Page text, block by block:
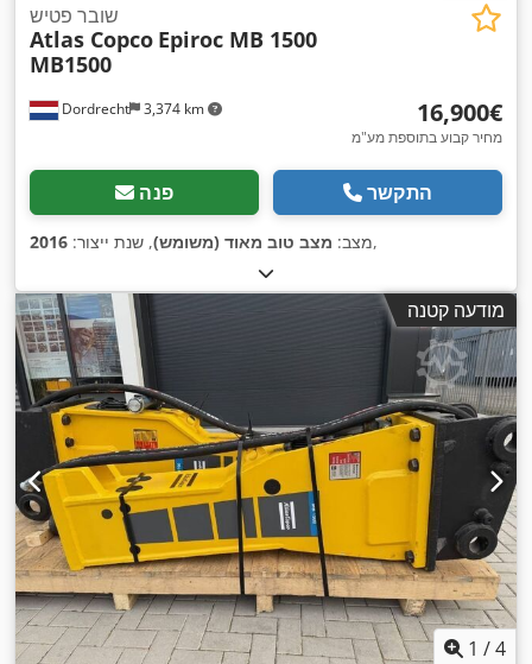
Dordrecht 3,374 km
שובר פטיש
Atlas Copco Epiroc MB 1500
MB1500
‏16,900 ‏€
מחיר קבוע בתוספת מע"מ
פנה התקשר
מצב: מצב טוב מאוד (משומש), שנת ייצור: 2016 ,
מודעה קטנה
1 /4